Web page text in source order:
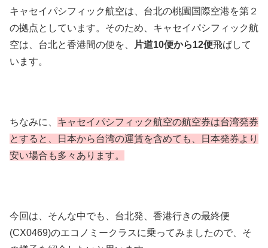
キャセイパシフィック航空は、台北の桃園国際空港を第２
の拠点としています。そのため、キャセイパシフィック航
空は、台北と香港間の便を、
片道10便から12便飛ばして
います。
ちなみに、 キャセイパシフィック航空の航空券は台湾発券
とすると、日本から台湾の運賃を含めても、日本発券より
安い場合も多々あります。
今回は、そんな中でも、台北発、香港行きの最終便
(CX0469)のエコノミークラスに乗ってみましたので、そ